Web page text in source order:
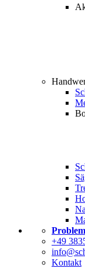
+49
Kontakt